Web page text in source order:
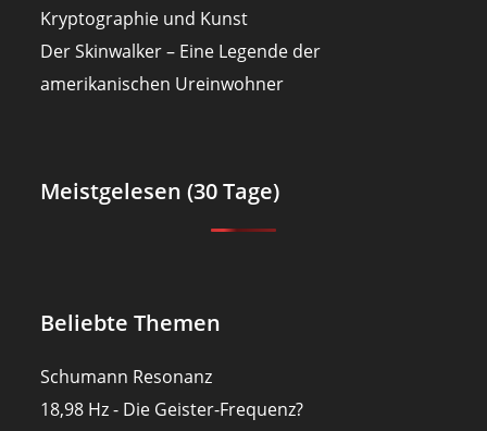
Kryptographie und Kunst
Der Skinwalker – Eine Legende der
amerikanischen Ureinwohner
Meistgelesen (30 Tage)
Beliebte Themen
Schumann Resonanz
18,98 Hz - Die Geister-Frequenz?